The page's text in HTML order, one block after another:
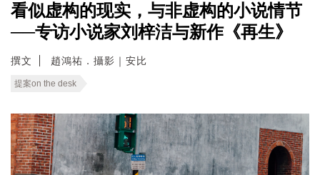
看似虚构的现实，与非虚构的小说情节
──专访小说家刘梓洁与新作《再生》
撰文 趙鴻祐．攝影｜安比
提案on the desk